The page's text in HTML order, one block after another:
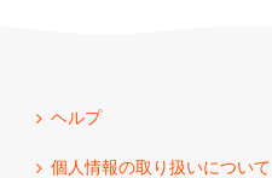
ヘルプ
個人情報の取り扱いについて